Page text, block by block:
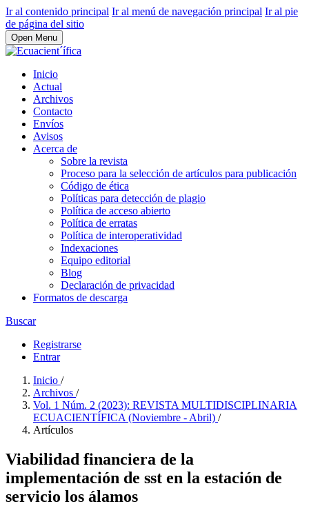
Ir al contenido principal Ir al menú de navegación principal Ir al pie
de página del sitio
Open Menu
Inicio
Actual
Archivos
Contacto
Envíos
Avisos
Acerca de
Sobre la revista
Proceso para la selección de artículos para publicación
Código de ética
Políticas para detección de plagio
Política de acceso abierto
Política de erratas
Política de interoperatividad
Indexaciones
Equipo editorial
Blog
Declaración de privacidad
Formatos de descarga
Buscar
Registrarse
Entrar
Inicio /
Archivos /
Vol. 1 Núm. 2 (2023): REVISTA MULTIDISCIPLINARIA
ECUACIENTÍFICA (Noviembre - Abril) /
Artículos
Viabilidad financiera de la
implementación de sst en la estación de
servicio los álamos